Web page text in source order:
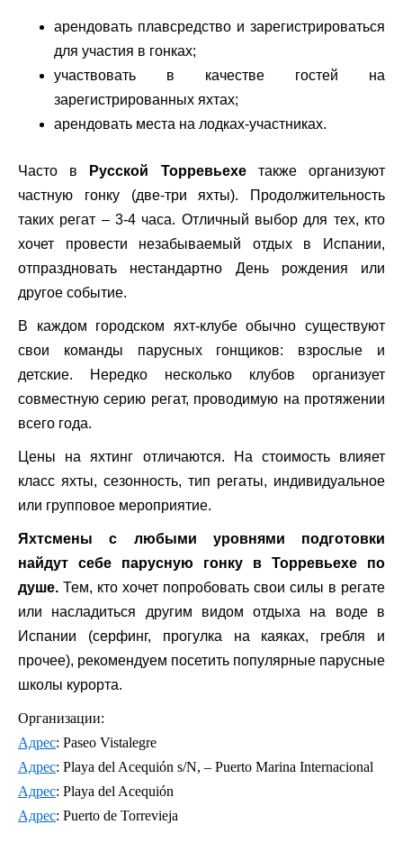
арендовать плавсредство и зарегистрироваться
для участия в гонках;
участвовать в качестве гостей на
зарегистрированных яхтах;
арендовать места на лодках-участниках.
Часто в Русской Торревьехетакже организуют
частную гонку (две-три яхты). Продолжительность
таких регат – 3-4 часа. Отличный выбор для тех, кто
хочет провести незабываемый отдых в Испании,
отпраздновать нестандартно День рождения или
другое событие.
В каждом городском яхт-клубе обычно существуют
свои команды парусных гонщиков: взрослые и
детские. Нередко несколько клубов организует
совместную серию регат, проводимую на протяжении
всего года.
Цены на яхтинг отличаются. На стоимость влияет
класс яхты, сезонность, тип регаты, индивидуальное
или групповое мероприятие.
Яхтсмены с любыми уровнями подготовки
найдут себе парусную гонку в Торревьехе по
душе. Тем, кто хочет попробовать свои силы в регате
или насладиться другим видом отдыха на воде в
Испании (серфинг, прогулка на каяках, гребля и
прочее), рекомендуем посетить популярные парусные
школы курорта.
Организации:
Адрес: Paseo Vistalegre
Адрес: Playa del Acequión s/N, – Puerto Marina Internacional
Адрес: Playa del Acequión
Адрес: Puerto de Torrevieja